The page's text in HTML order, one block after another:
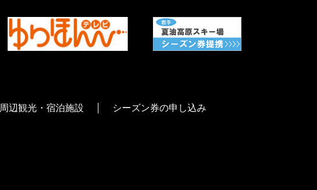
周辺観光・宿泊施設 シーズン券の申し込み